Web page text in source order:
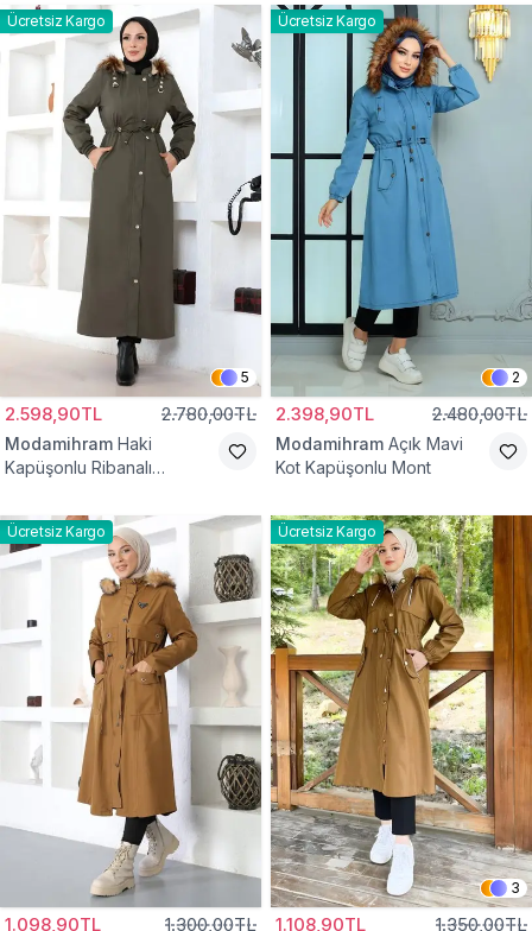
Ücretsiz Kargo
5
2.598,90TL 2.780,00TL
Modamihram Haki
Kapüşonlu Ribanalı
Ücretsiz Kargo
2
2.398,90TL 2.480,00TL
Modamihram Açık Mavi
Kot Kapüşonlu Mont
Ücretsiz Kargo
1.098,90TL 1.300,00TL
Ücretsiz Kargo
3
1.108,90TL 1.350,00TL